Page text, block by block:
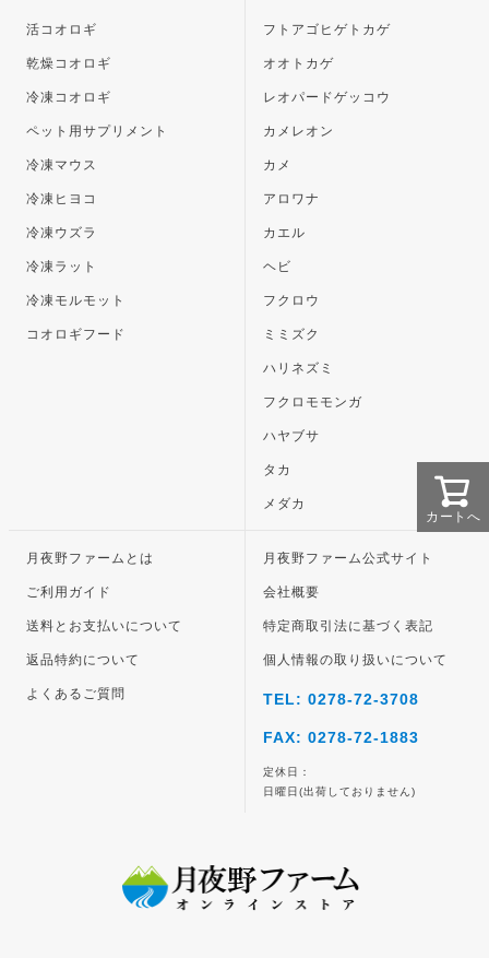
カートへ
活コオロギ
乾燥コオロギ
冷凍コオロギ
ペット用サプリメント
冷凍マウス
冷凍ヒヨコ
冷凍ウズラ
冷凍ラット
冷凍モルモット
コオロギフード
フトアゴヒゲトカゲ
オオトカゲ
レオパードゲッコウ
カメレオン
カメ
アロワナ
カエル
ヘビ
フクロウ
ミミズク
ハリネズミ
フクロモモンガ
ハヤブサ
タカ
メダカ
月夜野ファームとは
ご利用ガイド
送料とお支払いについて
返品特約について
よくあるご質問
月夜野ファーム公式サイト
会社概要
特定商取引法に基づく表記
個人情報の取り扱いについて
TEL: 0278-72-3708
FAX: 0278-72-1883
定休日：
日曜日(出荷しておりません)